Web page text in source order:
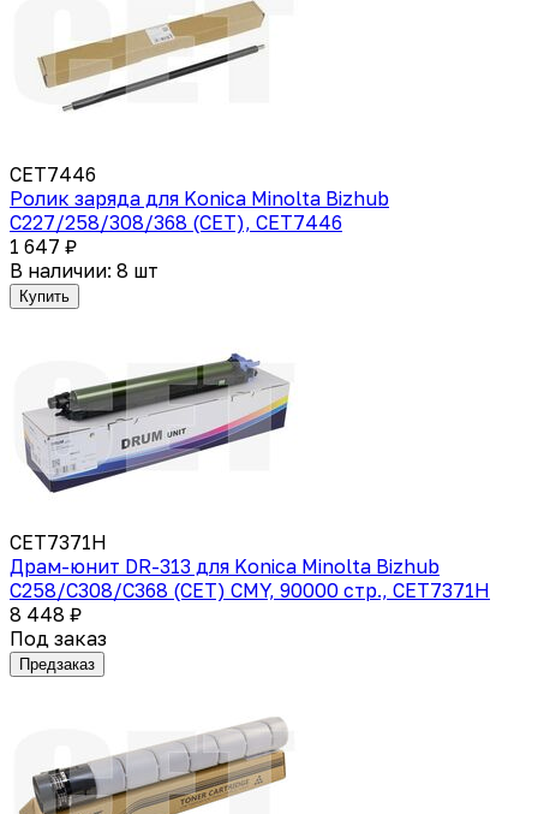
CET7446
Ролик заряда для Konica Minolta Bizhub
C227/258/308/368 (CET), CET7446
1 647 ₽
В наличии: 8 шт
Купить
CET7371H
Драм-юнит DR-313 для Konica Minolta Bizhub
C258/C308/C368 (CET) CMY, 90000 стр., CET7371H
8 448 ₽
Под заказ
Предзаказ